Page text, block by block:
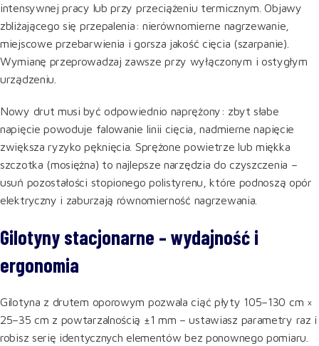
intensywnej pracy lub przy przeciążeniu termicznym. Objawy
zbliżającego się przepalenia: nierównomierne nagrzewanie,
miejscowe przebarwienia i gorsza jakość cięcia (szarpanie).
Wymianę przeprowadzaj zawsze przy wyłączonym i ostygłym
urządzeniu.
Nowy drut musi być odpowiednio naprężony: zbyt słabe
napięcie powoduje falowanie linii cięcia, nadmierne napięcie
zwiększa ryzyko pęknięcia. Sprężone powietrze lub miękka
szczotka (mosiężna) to najlepsze narzędzia do czyszczenia –
usuń pozostałości stopionego polistyrenu, które podnoszą opór
elektryczny i zaburzają równomierność nagrzewania.
Gilotyny stacjonarne – wydajność i
ergonomia
Gilotyna z drutem oporowym pozwala ciąć płyty 105–130 cm ×
25–35 cm z powtarzalnością ±1 mm – ustawiasz parametry raz i
robisz serię identycznych elementów bez ponownego pomiaru.